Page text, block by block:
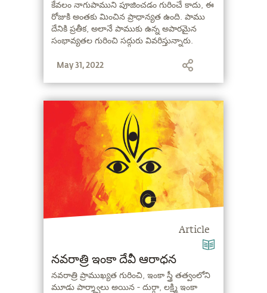
కేవలం నాగుపాముని పూజించడం గురించే కాదు, ఈ
రోజుకి అంతకు మించిన ప్రాధాన్యత ఉంది. పాము
దేనికి ప్రతీక, అలానే పాముకు ఉన్న అపారమైన
సంభావ్యతల గురించి సద్గురు వివరిస్తున్నారు.
May 31, 2022
Article
నవరాత్రి ఇంకా దేవీ ఆరాధన
నవరాత్రి ప్రాముఖ్యత గురించి, ఇంకా స్త్రీ తత్వంలోని
మూడు పార్శ్వాలు అయిన - దుర్గా, లక్ష్మి ఇంకా